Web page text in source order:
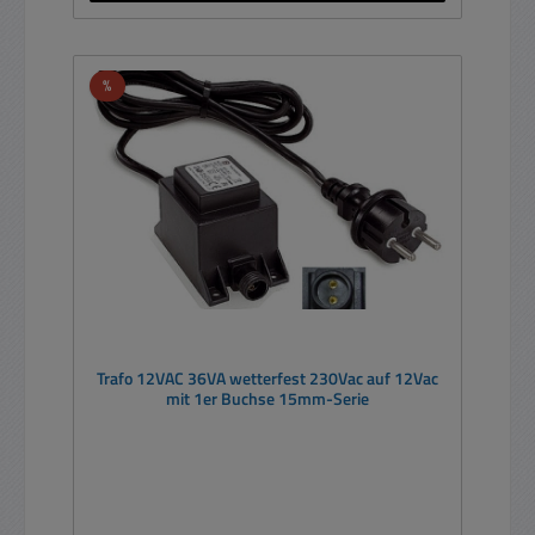
%Rabatt
Trafo 12VAC 36VA wetterfest 230Vac auf 12Vac
mit 1er Buchse 15mm-Serie